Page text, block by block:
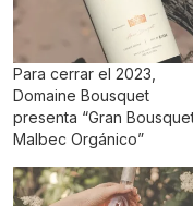
Para cerrar el 2023,
Domaine Bousquet
presenta “Gran
Malbec Orgánico”